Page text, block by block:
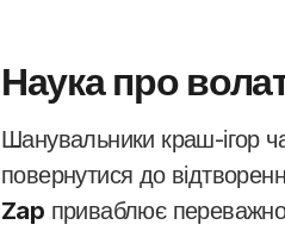
Наука про
Шанувальники краш-ігор
повернутися до
Zap приваблює переважно